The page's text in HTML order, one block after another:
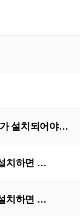
가 설치되어야…
치하면 …
치하면 …